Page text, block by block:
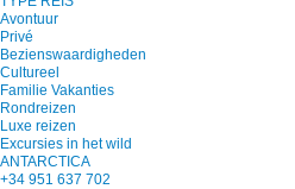
Avontuur
Privé
Bezienswaardigheden
Cultureel
Familie Vakanties
Rondreizen
Luxe reizen
Excursies in het wild
ANTARCTICA
+34 951 637 702